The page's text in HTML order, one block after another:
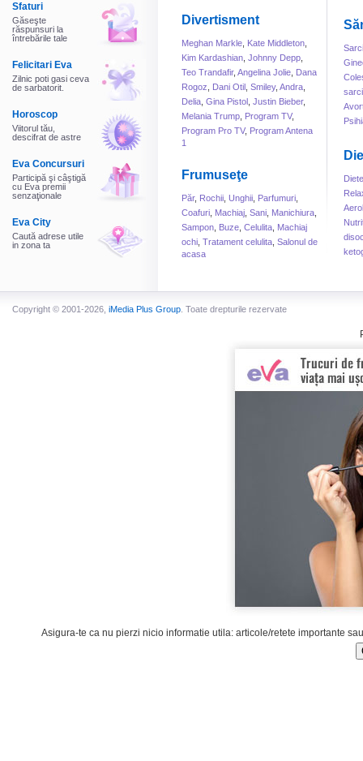
Sfaturi
Găseşte
răspunsuri la
întrebările tale
Felicitari Eva
Zilnic poti gasi ceva
de sarbatorit.
Horoscop
Viitorul tău,
descifrat de astre
Eva Concursuri
Participă şi câştigă
cu Eva premii
senzaţionale
Eva City
Caută adrese utile
in zona ta
Divertisment
Meghan Markle Kate Middleton
Kim Kardashian Johnny Depp
Teo Trandafir, Angelina Jolie Dana
Rogoz
Dani Otil Smiley, Andra
Delia Gina Pistol Justin Bieber,
Melania Trump Program TV,
Program Pro TV, Program Antena
1
Frumuseţe
Păr, Rochii Unghii Parfumuri
Coafuri Machiaj Sani Manichiura
Sampon Buze Celulita Machiaj
ochi Tratament celulita Salonul de
acasa
Diete
Copyright © 2001-2026, iMedia Plus Group . Toate drepturile rezervate
Asigura-te ca nu pierzi nicio informatie utila: articole/retete importante